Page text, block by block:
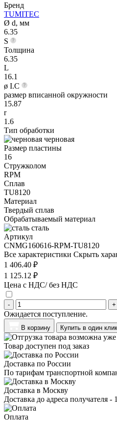
Бренд
TUMITEC
Ø d, мм
6.35
S
Толщина
6.35
L
16.1
ø I.C
размер вписанной окружности
15.87
r
1.6
Тип обработки
черновая
Размер пластины
16
Стружколом
RPM
Сплав
TU8120
Материал
Твердый сплав
Обрабатываемый материал
сталь
Артикул
CNMG160616-RPM-TU8120
Все характеристики Скрыть
1 406.40 ₽
1 125.12 ₽
Цена с НДС/ без НДС
- +
Ожидается поступление.
В корзину Купить в один клик
Товар доступен под заказ
Доставка по России
По тарифам транспортной
Доставка в Москву
Доставка до адреса получателя -
Оплата